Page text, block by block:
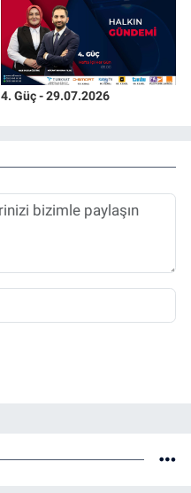
4. Güç - 29.07.2026